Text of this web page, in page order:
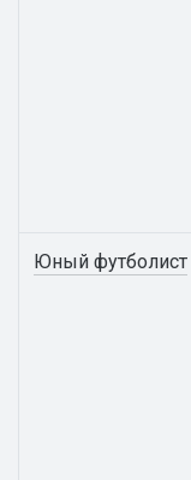
Юный футболист